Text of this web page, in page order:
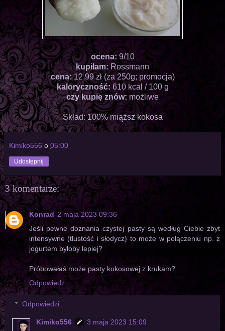
ocena:9/10
kupiłam:Rossmann
cena:12,99 zł (za 250g; promocja)
kaloryczność:610 kcal / 100 g
czy kupię znów: możliwe
Skład: 100% miąższ kokosa
Kimiko556 o 05:00
Udostępnij
3 komentarze:
Konrad 2 maja 2023 09:36
Jeśli pewne doznania czystej pasty są według Ciebie zbyt
intensywne (tłustość i słodycz) to może w połączeniu np. z
jogurtem byłoby lepiej?
Próbowałaś może pasty kokosowej z krukam?
Odpowiedz
Odpowiedzi
Kimiko556
3 maja 2023 15:09